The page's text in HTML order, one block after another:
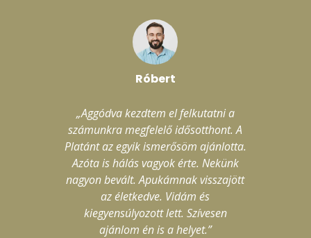
„Aggódva kezdtem el felkutatni a
számunkra megfelelő idősotthont. A
Platánt az egyik ismerősöm ajánlotta.
Azóta is hálás vagyok érte. Nekünk
nagyon bevált. Apukámnak visszajött
az életkedve. Vidám és
kiegyensúlyozott lett. Szívesen
ajánlom én is a helyet.”